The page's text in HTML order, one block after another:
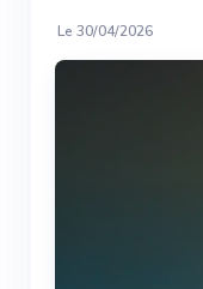
Le 30/04/2026